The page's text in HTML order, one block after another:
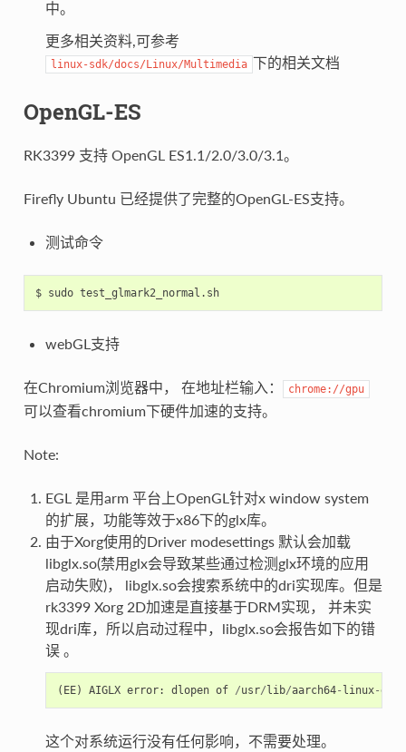
中。
更多相关资料,可参考
linux-sdk/docs/Linux/Multimedia 下的相关文档
OpenGL-ES
RK3399 支持 OpenGL ES1.1/2.0/3.0/3.1。
Firefly Ubuntu 已经提供了完整的OpenGL-ES支持。
测试命令
$ sudo test_glmark2_normal.sh
webGL支持
在Chromium浏览器中， 在地址栏输入： chrome://gpu
可以查看chromium下硬件加速的支持。
Note:
EGL 是用arm 平台上OpenGL针对x window system
的扩展，功能等效于x86下的glx库。
由于Xorg使用的Driver modesettings 默认会加载
libglx.so(禁用glx会导致某些通过检测glx环境的应用
启动失败)， libglx.so会搜索系统中的dri实现库。但是
rk3399 Xorg 2D加速是直接基于DRM实现， 并未实
现dri库，所以启动过程中，libglx.so会报告如下的错
误 。
( EE) AIGLX error: dlopen of /usr/lib/aarch64- linux-gnu
这个对系统运行没有任何影响，不需要处理。